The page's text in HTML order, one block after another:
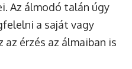
Az álmodó talán úgy
a saját vagy
az érzés az álmaiban is